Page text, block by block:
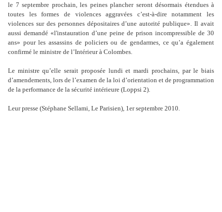
le 7 septembre prochain, les peines plancher seront désormais étendues à
toutes les formes de violences aggravées c’est-à-dire notamment les
violences sur des personnes dépositaires d’une autorité publique». Il avait
aussi demandé «l'instauration d’une peine de prison incompressible de 30
ans» pour les assassins de policiers ou de gendarmes, ce qu’a également
confirmé le ministre de l’Intérieur à Colombes.
Le ministre qu’elle serait proposée lundi et mardi prochains, par le biais
d’amendements, lors de l’examen de la loi d’orientation et de programmation
de la performance de la sécurité intérieure (Loppsi 2).
Leur presse (Stéphane Sellami, Le Parisien), 1er septembre 2010.